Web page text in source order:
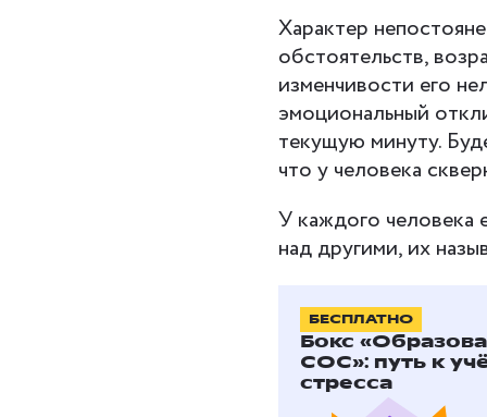
Характер
обстоятельств,
изменчивости его
эмоциональный
текущую минуту.
что у человека
У каждого человека
над другими, их
БЕСПЛАТНО
Бокс
СОС»: путь к
стресса
Как
Характер